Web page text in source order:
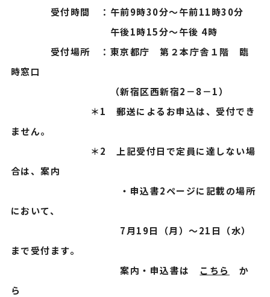
受付時間 ：午前9時30分～午前11時30分
午後1時15分～午後 4時
受付場所 ：東京都庁 第２本庁舎１階 臨
時窓口
（新宿区西新宿2－8－1）
＊1 郵送によるお申込は、受付でき
ません。
＊2 上記受付日で定員に達しない場
合は、案内
・申込書2ページに記載の場所
において、
7月19日（月）～21日（水）
まで受付ます。
案内・申込書は こちら
か
ら